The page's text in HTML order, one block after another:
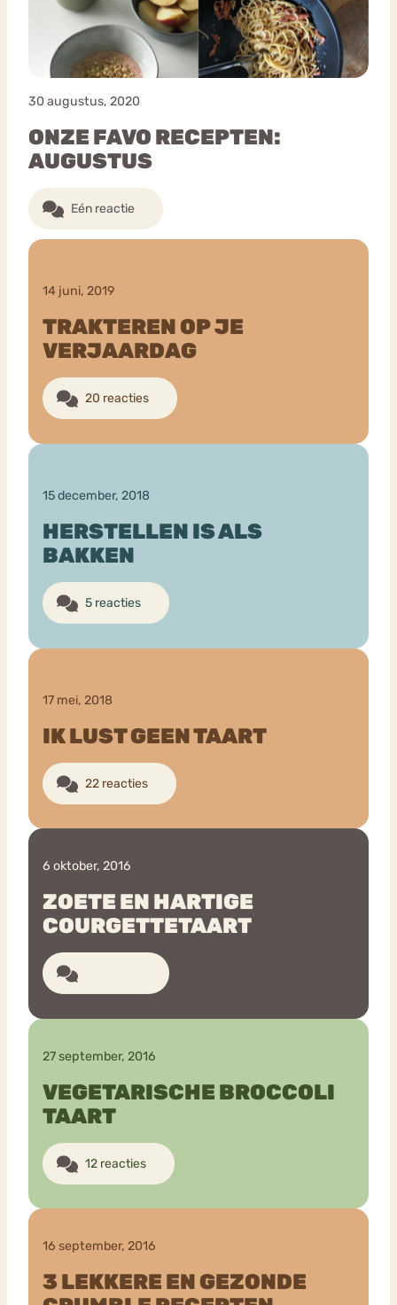
30 augustus, 2020
ONZE FAVO RECEPTEN:
AUGUSTUS
Eén reactie
14 juni, 2019
TRAKTEREN OP JE
VERJAARDAG
20 reacties
15 december, 2018
HERSTELLEN IS ALS
BAKKEN
5 reacties
17 mei, 2018
IK LUST GEEN TAART
22 reacties
6 oktober, 2016
ZOETE EN HARTIGE
COURGETTETAART
27 september, 2016
VEGETARISCHE BROCCOLI
TAART
12 reacties
16 september, 2016
3 LEKKERE EN GEZONDE